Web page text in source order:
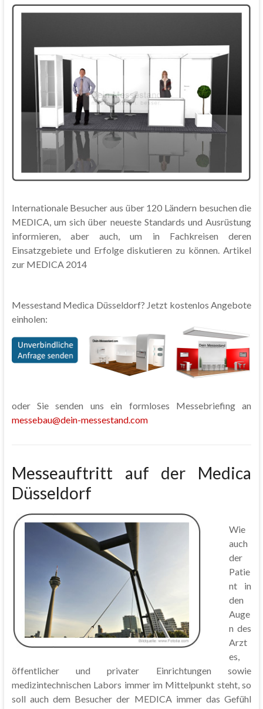
Internationale Besucher aus über 120 Ländern besuchen die
MEDICA, um sich über neueste Standards und Ausrüstung
informieren, aber auch, um in Fachkreisen deren
Einsatzgebiete und Erfolge diskutieren zu können. Artikel
zur MEDICA 2014
Messestand Medica Düsseldorf? Jetzt kostenlos Angebote
einholen:
oder Sie senden uns ein formloses Messebriefing an
messebau@dein-messestand.com
Messeauftritt auf der Medica
Düsseldorf
Wie
auch
der
Patie
nt in
den
Auge
n des
Arzt
es,
öffentlicher und privater Einrichtungen sowie
medizintechnischen Labors immer im Mittelpunkt steht, so
soll auch dem Besucher der MEDICA immer das Gefühl